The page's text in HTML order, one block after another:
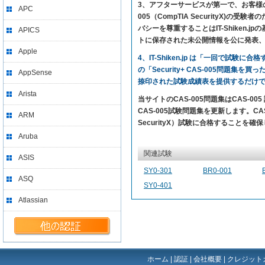
APC
APICS
Apple
AppSense
Arista
ARM
Aruba
ASIS
ASQ
Atlassian
3、アフターサービスが第一で、お客
005（CompTIA SecurityX)の受験者の
バシーを尊重することはIT-Shiken.jp
トに保存された未公開情報を公に発表
4、IT-Shiken.jp は「一回で試験に合格
の「Security+ CAS-005問題集を買っ
捺印された試験成績表を提供するだけ
当サイトのCAS-005問題集はCAS-
CAS-005試験問題集を更新します。
SecurityX）試験に合格することを確保
関連試験
SY0-301 BR0-001
SY0-401
ホーム 認証 会社概要 クレジッ